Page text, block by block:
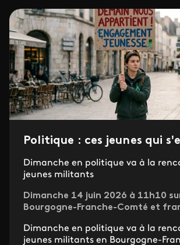
Politique : ces jeunes qui
Dimanche en politique va à la
jeunes militants
Dimanche 14 juin 2026 à 11h10
Bourgogne-Franche-Comté et
Dimanche en politique va à la
jeunes militants en Bourgogne-